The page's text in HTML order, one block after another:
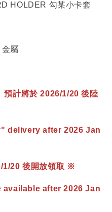
HOLDER 勾某小卡套
屬
預計將於2026/1/20後陸
delivery after 2026 Jan
1/20 後開放領取 ※
available after2026 Jan